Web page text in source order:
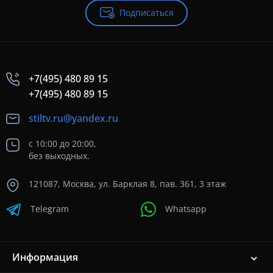
Подписаться
+7(495) 480 89 15
+7(495) 480 89 15
stiltv.ru@yandex.ru
с 10:00 до 20:00,
без выходных.
121087, Москва, ул. Барклая 8, пав. 361, 3 этаж
Telegram Whatsapp
Информация